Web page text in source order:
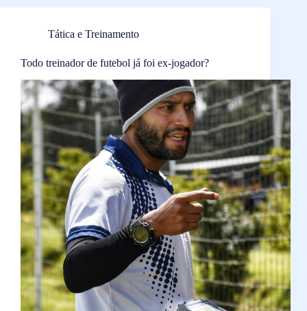
Tática e Treinamento
Todo treinador de futebol já foi ex-jogador?